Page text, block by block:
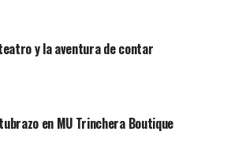
y la aventura de contar
en MU Trinchera Boutique